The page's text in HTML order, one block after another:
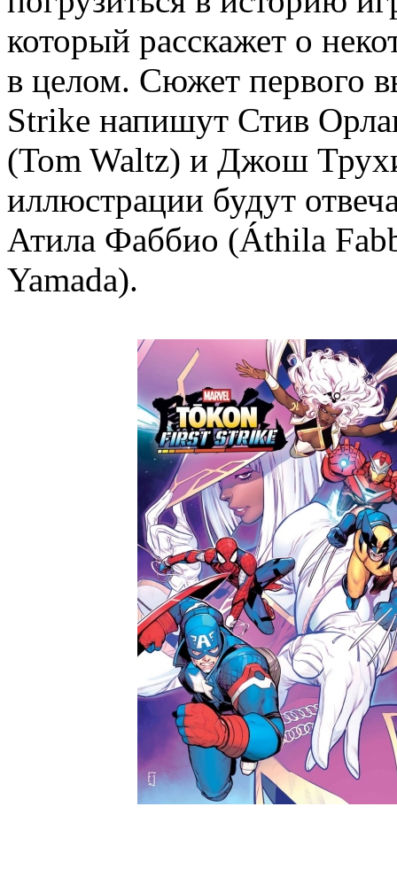
который расскажет о
в целом. Сюжет первого
Strike напишут Стив
(Tom Waltz) и Джош
иллюстрации будут
Атила Фаббио (Áthila
Yamada).